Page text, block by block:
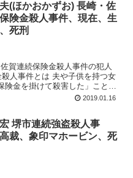
(ほかおかずお) 長崎・佐
険金殺人事件、現在、生
死刑
賀連続保険金殺人事件の犯人
人事件とは 夫や子供を持つ女
金を掛けて殺害した」ことで
2019.01.16
堺市連続強盗殺人事
裁、象印マホービン、死